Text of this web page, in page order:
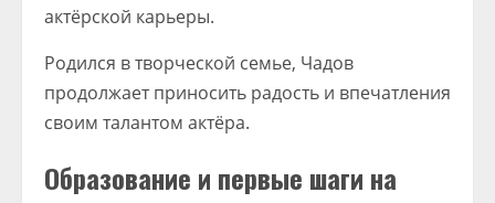
актёрской карьеры.
Родился в творческой семье, Чадов
продолжает приносить радость и впечатления
своим талантом актёра.
Образование и первые шаги на